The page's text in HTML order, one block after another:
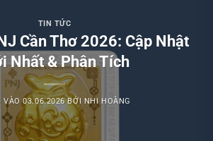
TIN TỨC
Cần Thơ 2026: Cập Nhật
Nhất & Phân Tích
VÀO03.06.2026 BỞI NHI HOÀNG